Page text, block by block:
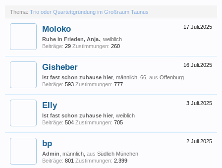
Thema: Trio oder Quartettgründung im Großraum Taunus
17.Juli.2025
Moloko
Ruhe in Frieden, Anja. , weiblich
Beiträge: 29 Zustimmungen: 260
16.Juli.2025
Gisheber
Ist fast schon zuhause hier , männlich, 66, aus Offenburg
Beiträge: 593 Zustimmungen: 777
3.Juli.2025
Elly
Ist fast schon zuhause hier , weiblich
Beiträge: 504 Zustimmungen: 705
2.Juli.2025
bp
Admin , männlich, aus Südlich München
Beiträge: 801 Zustimmungen: 2.399